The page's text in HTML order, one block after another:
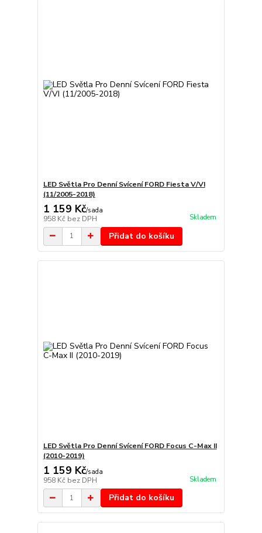
LED Světla Pro Denní Svícení FORD Fiesta V/VI
(11/2005-2018)
1 159 Kč/sada
958 Kč bez DPH Skladem
Přidat do košíku
LED Světla Pro Denní Svícení FORD Focus C-Max II
(2010-2019)
1 159 Kč/sada
958 Kč bez DPH Skladem
Přidat do košíku